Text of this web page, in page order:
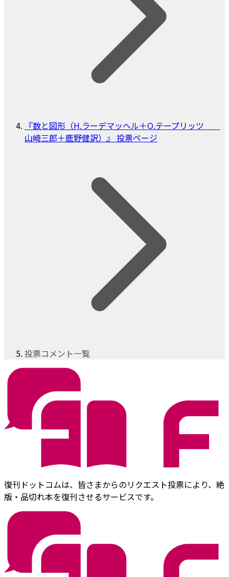
『数と図形（H.ラーデマッヘル＋O.テープリッツ
山崎三郎＋鹿野健訳）』 投票ページ
投票コメント一覧
復刊ドットコムは、皆さまからのリクエスト投票により、絶
版・品切れ本を復刊させるサービスです。